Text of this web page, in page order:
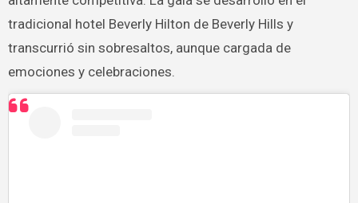
tradicional hotel Beverly Hilton de Beverly Hills y
transcurrió sin sobresaltos, aunque cargada de
emociones y celebraciones.